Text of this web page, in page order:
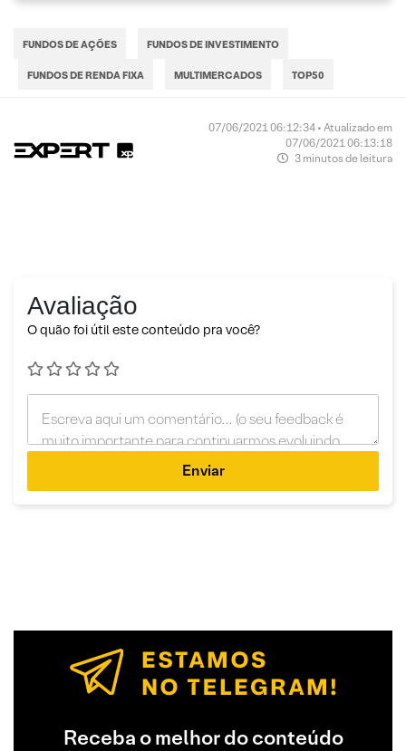
FUNDOS DE AÇÕES FUNDOS DE INVESTIMENTO
FUNDOS DE RENDA FIXA MULTIMERCADOS TOP50
07/06/2021 06:12:34 • Atualizado em
07/06/2021 06:13:18
3 minutos de leitura
Avaliação
O quão foi útil este conteúdo pra você?
Enviar
Receba o melhor do conteúdo